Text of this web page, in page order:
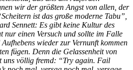
wir der größten Angst von allen, der
ist das große moderne Tabu”,
Sennett: Es gibt keine Kultur des
nur einen Versuch und sollte im Falle
wieder zur Vernunft kommen
fügen. Denn die Gelassenheit von
uns völlig fremd: “Try again. Fail